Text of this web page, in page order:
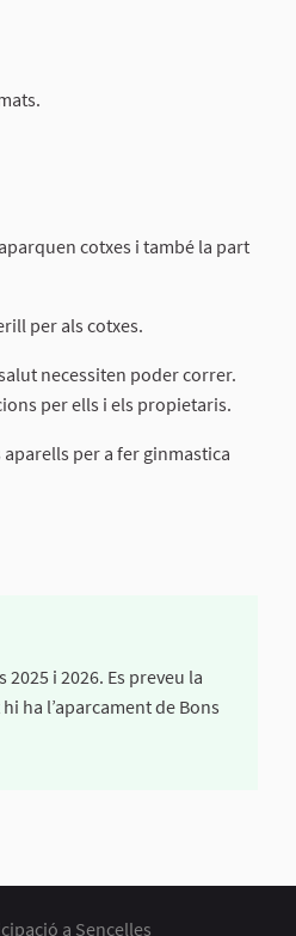
cotxes i també la part
per als cotxes.
necessiten poder correr.
per ells i els propietaris.
per a fer ginmastica
i 2026. Es preveu la
ha l’aparcament de Bons
a Sencelles